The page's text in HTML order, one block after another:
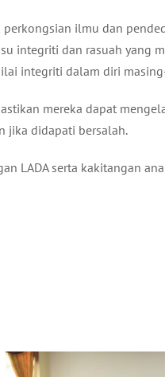
ilmu dan
integriti dan rasuah yang
integriti dalam diri
mereka dapat
jika didapati bersalah.
LADA serta kakitangan